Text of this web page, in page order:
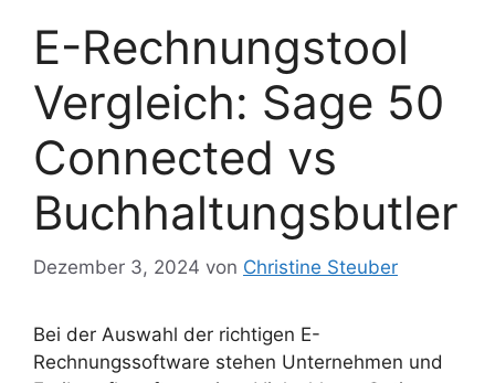
E-Rechnungstool
Vergleich: Sage 50
Connected vs
Buchhaltungsbutler
Dezember 3, 2024 von Christine Steuber
Bei der Auswahl der richtigen E-
Rechnungssoftware stehen Unternehmen und